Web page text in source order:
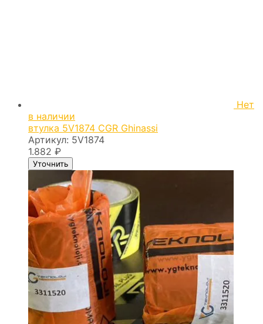
Нет
в наличии
втулка 5V1874 CGR Ghinassi
Артикул: 5V1874
1.882 ₽
Уточнить